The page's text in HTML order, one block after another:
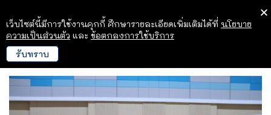
เว็บไซต์นี้มีการใช้งานคุกกี้ ศึกษารายละเอียดเพิ่มเติมได้ที่ นโยบาย
ความเป็นส่วนตัว และ ข้อตกลงการใช้บริการ
รับทราบ